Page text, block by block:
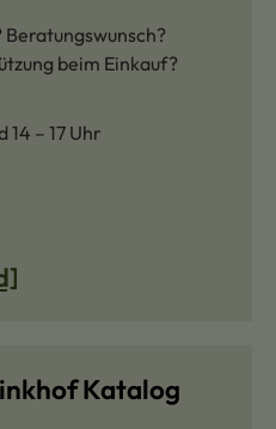
Beratungswunsch?
beim Einkauf?
14 – 17 Uhr
Katalog